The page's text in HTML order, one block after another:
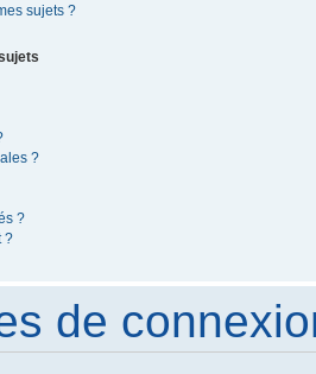
sujets ?
?
?
?
de